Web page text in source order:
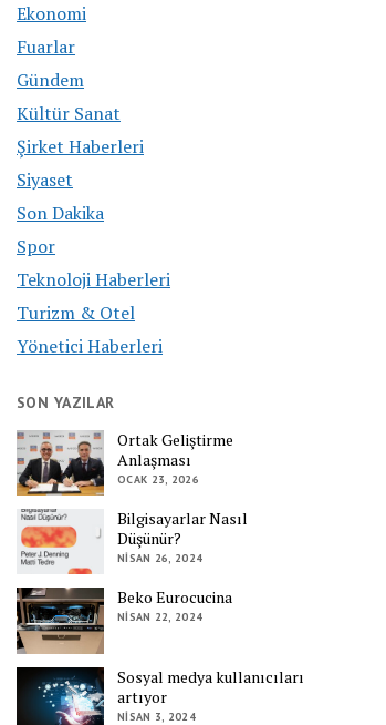
Ekonomi
Fuarlar
Gündem
Kültür Sanat
Şirket Haberleri
Siyaset
Son Dakika
Spor
Teknoloji Haberleri
Turizm & Otel
Yönetici Haberleri
SON YAZILAR
Ortak Geliştirme
Anlaşması
OCAK 23, 2026
Bilgisayarlar Nasıl
Düşünür?
NISAN 26, 2024
Beko Eurocucina
NISAN 22, 2024
Sosyal medya kullanıcıları
artıyor
NISAN 3, 2024